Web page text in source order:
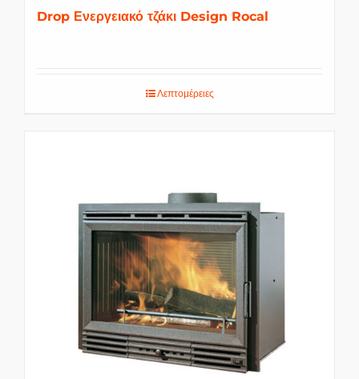
Drop Ενεργειακό τζάκι Design Rocal
Λεπτομέρειες